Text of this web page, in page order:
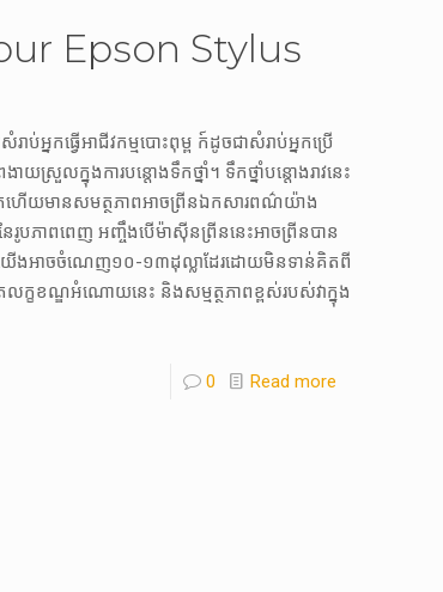
Epson Stylus
នក​ធ្វើ​អាជីវកម្ម​បោះពុម្ព ក៍ដូចជា​សំរាប់​អ្នក​ប្រើ
ស្រួល​ក្នុងការ​បន្តោង​ទឹកថ្នាំ។​ ទឹកថ្នាំ​បន្តោង​រាវនេះ​
ើយ​មាន​សមត្ថភាព​អាច​ព្រីន​ឯកសារពណ៌​​យ៉ាង​
ភាពពេញ អញ្ចឹង​បើ​ម៉ាស៊ីនព្រីន​នេះ​អាច​ព្រីនបាន​
ើង​អាច​ចំណេញ១០-១៣ដុល្លាដែរ​ដោយ​មិនទាន់​គិត​ពី
ខខណ្ឌ​អំណោយនេះ និងសម្មត្ថភាព​ខ្ពស់របស់វា​ក្នុង
0 Read more